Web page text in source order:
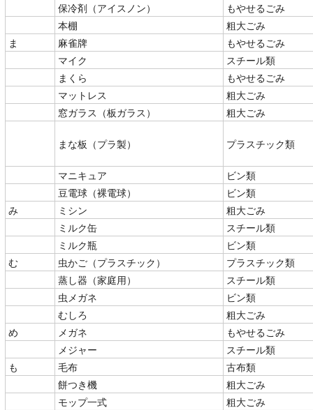
保冷剤（アイスノン）
もやせるごみ
本棚
粗大ごみ
ま
麻雀牌
もやせるごみ
マイク
スチール類
まくら
もやせるごみ
マットレス
粗大ごみ
窓ガラス（板ガラス）
粗大ごみ
まな板（プラ製） プラスチック類
マニキュア
ビン類
豆電球（裸電球）
ビン類
み
ミシン
粗大ごみ
ミルク缶
スチール類
ミルク瓶
ビン類
む
虫かご（プラスチック）
プラスチック類
蒸し器（家庭用）
スチール類
虫メガネ
ビン類
むしろ
粗大ごみ
め
メガネ
もやせるごみ
メジャー
スチール類
も
毛布
古布類
餅つき機
粗大ごみ
モップ一式
粗大ごみ